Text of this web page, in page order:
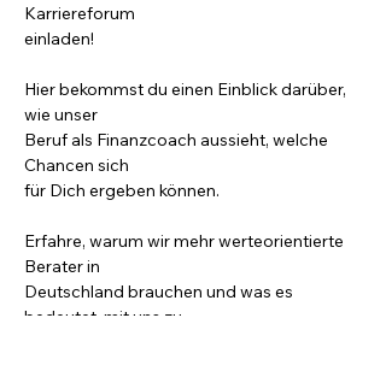
Karriereforum
einladen!
Hier bekommst du einen Einblick darüber,
wie unser
Beruf als Finanzcoach aussieht, welche
Chancen sich
für Dich ergeben können.
Erfahre, warum wir mehr werteorientierte
Berater in
Deutschland brauchen und was es
bedeutet, mit uns zu